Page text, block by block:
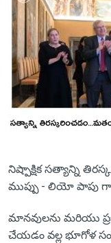
నిష్పాక్షిక సత్యాన్ని
ముప్పు - లియో పాపు
మానవులను మరియు
చేయడం వల్ల భూగోళ